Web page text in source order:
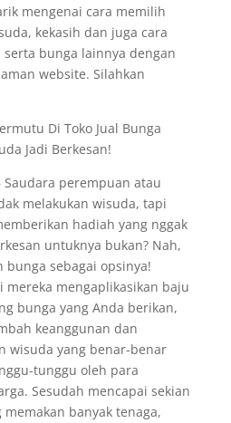
mengenai cara memilih
kekasih dan juga cara
bunga lainnya dengan
website. Silahkan
Di Toko Jual Bunga
Jadi Berkesan!
perempuan atau
melakukan wisuda, tapi
hadiah yang nggak
untuknya bukan? Nah,
sebagai opsinya!
mereka mengaplikasikan baju
bunga yang Anda berikan,
keanggunan dan
wisuda yang benar-benar
tunggu oleh para
Sesudah mencapai sekian
banyak tenaga,